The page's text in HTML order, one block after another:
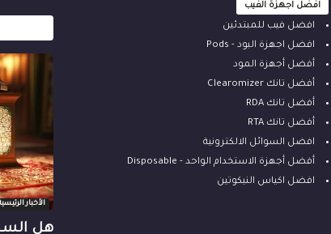
افضل اجهزة الفيب
افضل فيب للمبتدئين
افضل اجهزة البود - Pods
أفضل أجهزة المود
أفضل تانك Clearomizer
أفضل تانك RDA
أفضل تانك RTA
افضل السوائل الالكترونية
أفضل أجهزة الاستخدام الواحد - Disposable
افضل اكياس النيكوتين
الأخبار
هل